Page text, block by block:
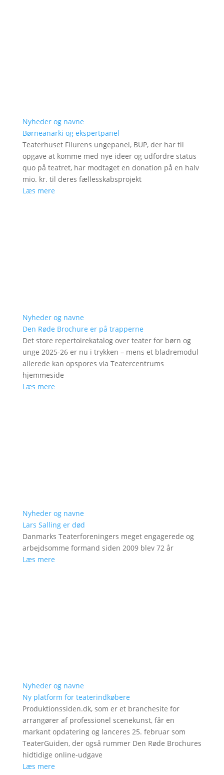
Nyheder og navne
Børneanarki og ekspertpanel
Teaterhuset Filurens ungepanel, BUP, der har til
opgave at komme med nye ideer og udfordre status
quo på teatret, har modtaget en donation på en halv
mio. kr. til deres fællesskabsprojekt
Læs mere
Nyheder og navne
Den Røde Brochure er på trapperne
Det store repertoirekatalog over teater for børn og
unge 2025-26 er nu i trykken – mens et bladremodul
allerede kan opspores via Teatercentrums
hjemmeside
Læs mere
Nyheder og navne
Lars Salling er død
Danmarks Teaterforeningers meget engagerede og
arbejdsomme formand siden 2009 blev 72 år
Læs mere
Nyheder og navne
Ny platform for teaterindkøbere
Produktionssiden.dk, som er et branchesite for
arrangører af professionel scenekunst, får en
markant opdatering og lanceres 25. februar som
TeaterGuiden, der også rummer Den Røde Brochures
hidtidige online-udgave
Læs mere